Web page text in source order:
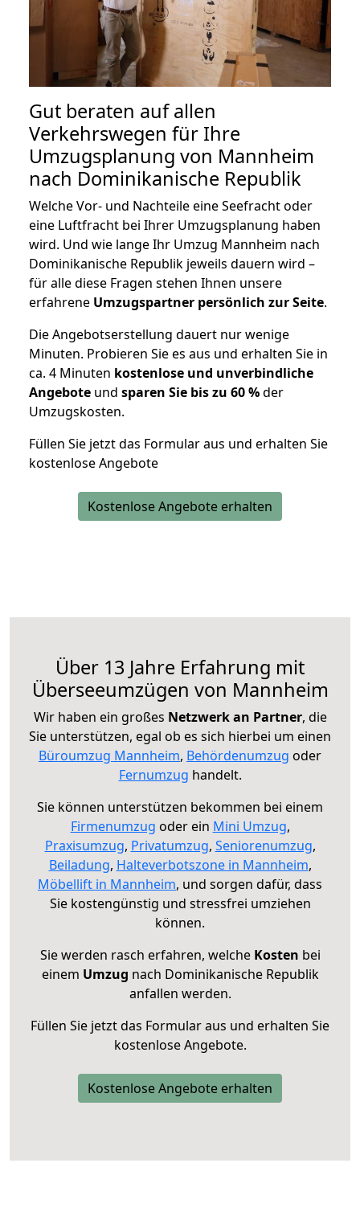
Gut beraten auf allen
Verkehrswegen für Ihre
Umzugsplanung von Mannheim
nach Dominikanische Republik
Welche Vor- und Nachteile eine Seefracht oder
eine Luftfracht bei Ihrer Umzugsplanung haben
wird. Und wie lange Ihr Umzug Mannheim nach
Dominikanische Republik jeweils dauern wird –
für alle diese Fragen stehen Ihnen unsere
erfahrene Umzugspartner persönlich zur Seite.
Die Angebotserstellung dauert nur wenige
Minuten. Probieren Sie es aus und erhalten Sie in
ca. 4 Minuten kostenlose und unverbindliche
Angebote und sparen Sie bis zu 60 %der
Umzugskosten.
Füllen Sie jetzt das Formular aus und erhalten Sie
kostenlose Angebote
Kostenlose Angebote erhalten
Über 13 Jahre Erfahrung mit
Überseeumzügen von Mannheim
Wir haben ein großes Netzwerk an Partner, die
Sie unterstützen, egal ob es sich hierbei um einen
Büroumzug Mannheim, Behördenumzug oder
Fernumzug handelt.
Sie können unterstützen bekommen bei einem
Firmenumzug oder ein Mini Umzug,
Praxisumzug, Privatumzug, Seniorenumzug,
Beiladung, Halteverbotszone in Mannheim,
Möbellift in Mannheim, und sorgen dafür, dass
Sie kostengünstig und stressfrei umziehen
können.
Sie werden rasch erfahren, welche Kosten bei
einem Umzug nach Dominikanische Republik
anfallen werden.
Füllen Sie jetzt das Formular aus und erhalten Sie
kostenlose Angebote.
Kostenlose Angebote erhalten